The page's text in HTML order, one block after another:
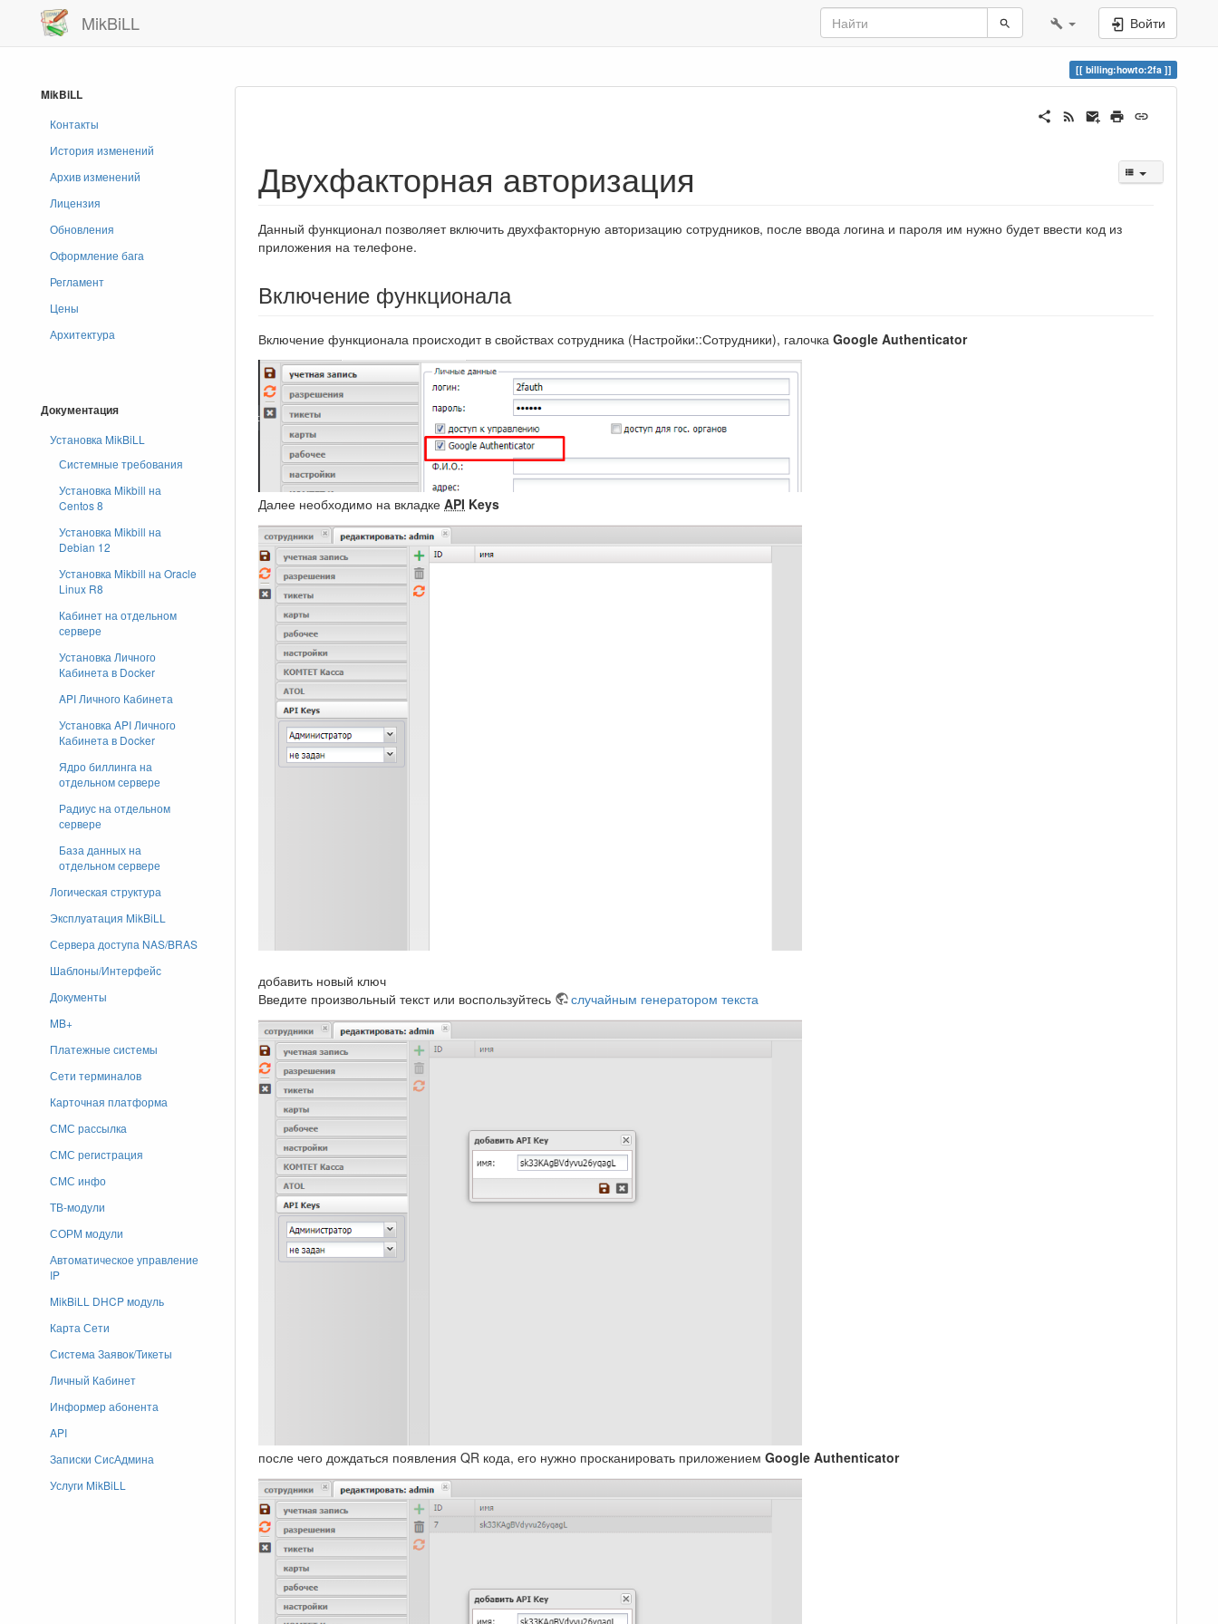
MikBiLL Войти
billing:howto:2fa
MikBiLL
Контакты
История изменений
Архив изменений
Лицензия
Обновления
Оформление бага
Регламент
Цены
Архитектура
Документация
Установка MikBiLL
Системные требования
Установка Mikbill на
Centos 8
Установка Mikbill на
Debian 12
Установка Mikbill на Oracle
Linux R8
Кабинет на отдельном
сервере
Установка Личного
Кабинета в Docker
API Личного Кабинета
Установка API Личного
Кабинета в Docker
Ядро биллинга на
отдельном сервере
Радиус на отдельном
сервере
База данных на
отдельном сервере
Логическая структура
Эксплуатация MikBiLL
Сервера доступа NAS/BRAS
Шаблоны/Интерфейс
Документы
MB+
Платежные системы
Сети терминалов
Карточная платформа
СМС рассылка
СМС регистрация
СМС инфо
ТВ-модули
СОРМ модули
Автоматическое управление
IP
MikBiLL DHCP модуль
Карта Сети
Система Заявок/Тикеты
Личный Кабинет
Информер абонента
API
Записки СисАдмина
Услуги MikBiLL
Двухфакторная авторизация
Данный функционал позволяет включить двухфакторную авторизацию сотрудников, после ввода логина и пароля им нужно будет ввести код из
приложения на телефоне.
Включение функционала
Включение функционала происходит в свойствах сотрудника (Настройки::Сотрудники), галочка Google Authenticator
Далее необходимо на вкладке API Keys
добавить новый ключ
Введите произвольный текст или воспользуйтесь
случайным генератором текста
после чего дождаться появления QR кода, его нужно просканировать приложением Google Authenticator